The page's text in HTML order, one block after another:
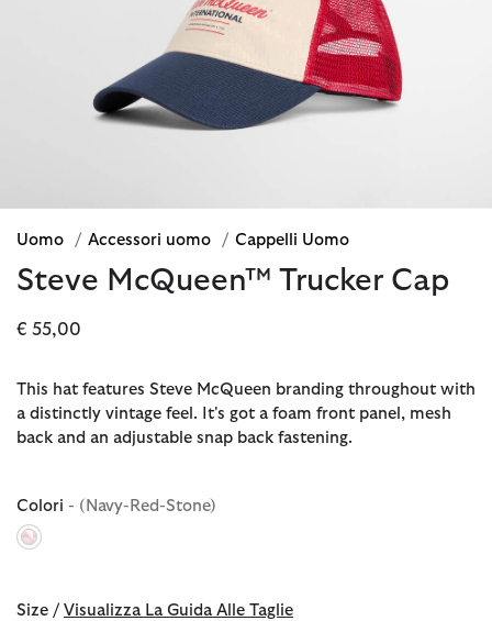
Uomo / Accessori uomo / Cappelli Uomo
Steve McQueen™ Trucker Cap
€ 55,00
This hat features Steve McQueen branding throughout with
a distinctly vintage feel. It's got a foam front panel, mesh
back and an adjustable snap back fastening.
Colori - (Navy-Red-Stone)
Size / Visualizza La Guida Alle Taglie